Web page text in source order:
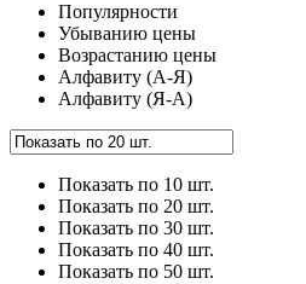
Популярности
Убыванию цены
Возрастанию цены
Алфавиту (А-Я)
Алфавиту (Я-А)
Показать по 10 шт.
Показать по 20 шт.
Показать по 30 шт.
Показать по 40 шт.
Показать по 50 шт.